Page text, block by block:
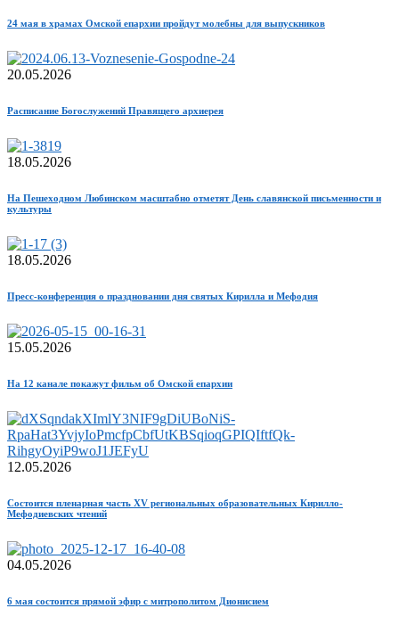
24 мая в храмах Омской епархии пройдут молебны для выпускников
20.05.2026
Расписание Богослужений Правящего архиерея
18.05.2026
На Пешеходном Любинском масштабно отметят День славянской письменности и
культуры
18.05.2026
Пресс-конференция о праздновании дня святых Кирилла и Мефодия
15.05.2026
На 12 канале покажут фильм об Омской епархии
12.05.2026
Состоится пленарная часть XV региональных образовательных Кирилло-
Мефодиевских чтений
04.05.2026
6 мая состоится прямой эфир с митрополитом Дионисием